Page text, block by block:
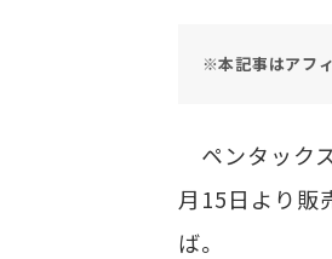
※本記事はアフ
ペンタック
月15日より販
ば。